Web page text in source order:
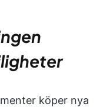
köper nya